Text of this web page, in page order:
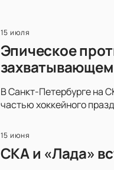
15 июля
Эпическое
В Санкт-Петербурге на
частью хоккейного
15 июня
СКА и «Лада»